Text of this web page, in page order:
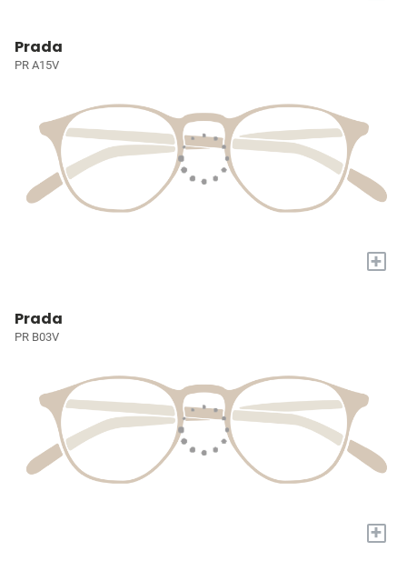
Prada
PR A15V
+
Prada
PR B03V
+